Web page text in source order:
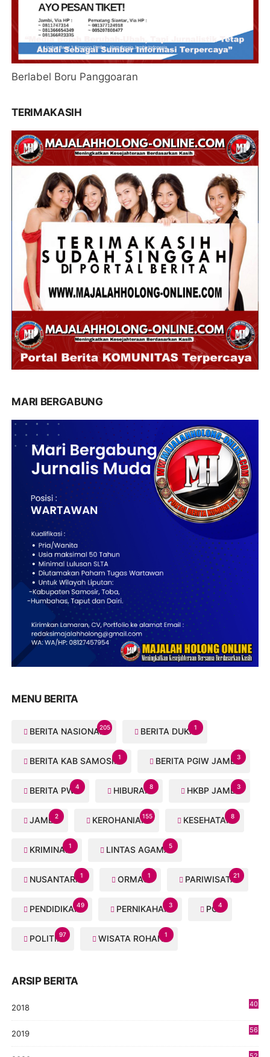
Berlabel Boru Panggoaran
TERIMAKASIH
MARI BERGABUNG
MENU BERITA
BERITA NASIONAL205 BERITA DUKA1
BERITA KAB SAMOSIR1 BERITA PGIW JAMBI3
BERITA PWI4 HIBURAN8 HKBP JAMBI3
JAMBI2 KEROHANIAN155 KESEHATAN8
KRIMINAL1 LINTAS AGAMA5
NUSANTARA1 ORMAS1 PARIWISATA21
PENDIDIKAN49 PERNIKAHAN3 PGI4
POLITIK97 WISATA ROHANI1
ARSIP BERITA
2018
40
2019
56